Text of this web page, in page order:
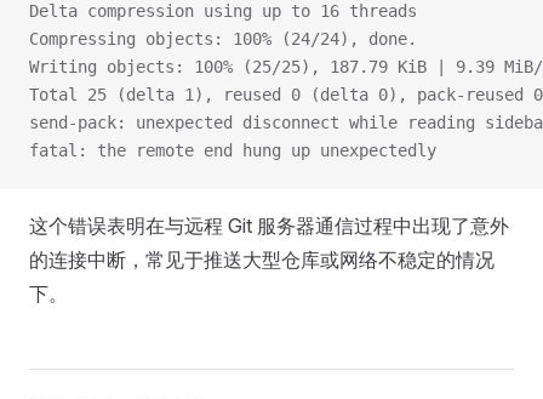
Delta compression using up to 16 threads
Compressing objects: 100% (24/24), done.
Writing objects: 100% (25/25), 187.79 KiB | 9.39
Total 25 (delta 1), reused 0 (delta 0), pack-reused 0
send-pack: unexpected disconnect while reading
fatal: the remote end hung up unexpectedly
这个错误表明在与远程 Git 服务器通信过程中出现了意外
的连接中断，常见于推送大型仓库或网络不稳定的情况
下。